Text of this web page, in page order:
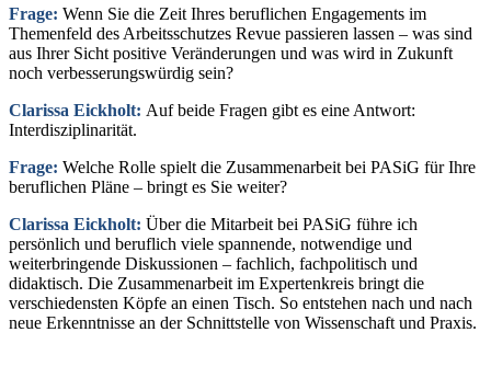
Frage: Wenn Sie die Zeit Ihres beruflichen Engagements im
Themenfeld des Arbeitsschutzes Revue passieren lassen – was sind
aus Ihrer Sicht positive Veränderungen und was wird in Zukunft
noch verbesserungswürdig sein?
Clarissa Eickholt: Auf beide Fragen gibt es eine Antwort:
Interdisziplinarität.
Frage: Welche Rolle spielt die Zusammenarbeit bei PASiG für Ihre
beruflichen Pläne – bringt es Sie weiter?
Clarissa Eickholt: Über die Mitarbeit bei PASiG führe ich
persönlich und beruflich viele spannende, notwendige und
weiterbringende Diskussionen – fachlich, fachpolitisch und
didaktisch. Die Zusammenarbeit im Expertenkreis bringt die
verschiedensten Köpfe an einen Tisch. So entstehen nach und nach
neue Erkenntnisse an der Schnittstelle von Wissenschaft und Praxis.